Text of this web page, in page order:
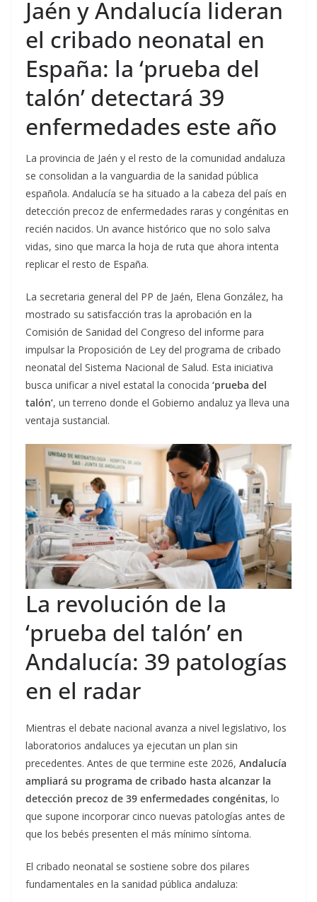
Jaén y Andalucía lideran
el cribado neonatal en
España: la ‘prueba del
talón’ detectará 39
enfermedades este año
La provincia de Jaén y el resto de la comunidad andaluza
se consolidan a la vanguardia de la sanidad pública
española. Andalucía se ha situado a la cabeza del país en
detección precoz de enfermedades raras y congénitas en
recién nacidos. Un avance histórico que no solo salva
vidas, sino que marca la hoja de ruta que ahora intenta
replicar el resto de España.
La secretaria general del PP de Jaén, Elena González, ha
mostrado su satisfacción tras la aprobación en la
Comisión de Sanidad del Congreso del informe para
impulsar la Proposición de Ley del programa de cribado
neonatal del Sistema Nacional de Salud. Esta iniciativa
busca unificar a nivel estatal la conocida ‘prueba del
talón’, un terreno donde el Gobierno andaluz ya lleva una
ventaja sustancial.
La revolución de la
‘prueba del talón’ en
Andalucía: 39 patologías
en el radar
Mientras el debate nacional avanza a nivel legislativo, los
laboratorios andaluces ya ejecutan un plan sin
precedentes. Antes de que termine este 2026, Andalucía
ampliará su programa de cribado hasta alcanzar la
detección precoz de 39 enfermedades congénitas, lo
que supone incorporar cinco nuevas patologías antes de
que los bebés presenten el más mínimo síntoma.
El cribado neonatal se sostiene sobre dos pilares
fundamentales en la sanidad pública andaluza: